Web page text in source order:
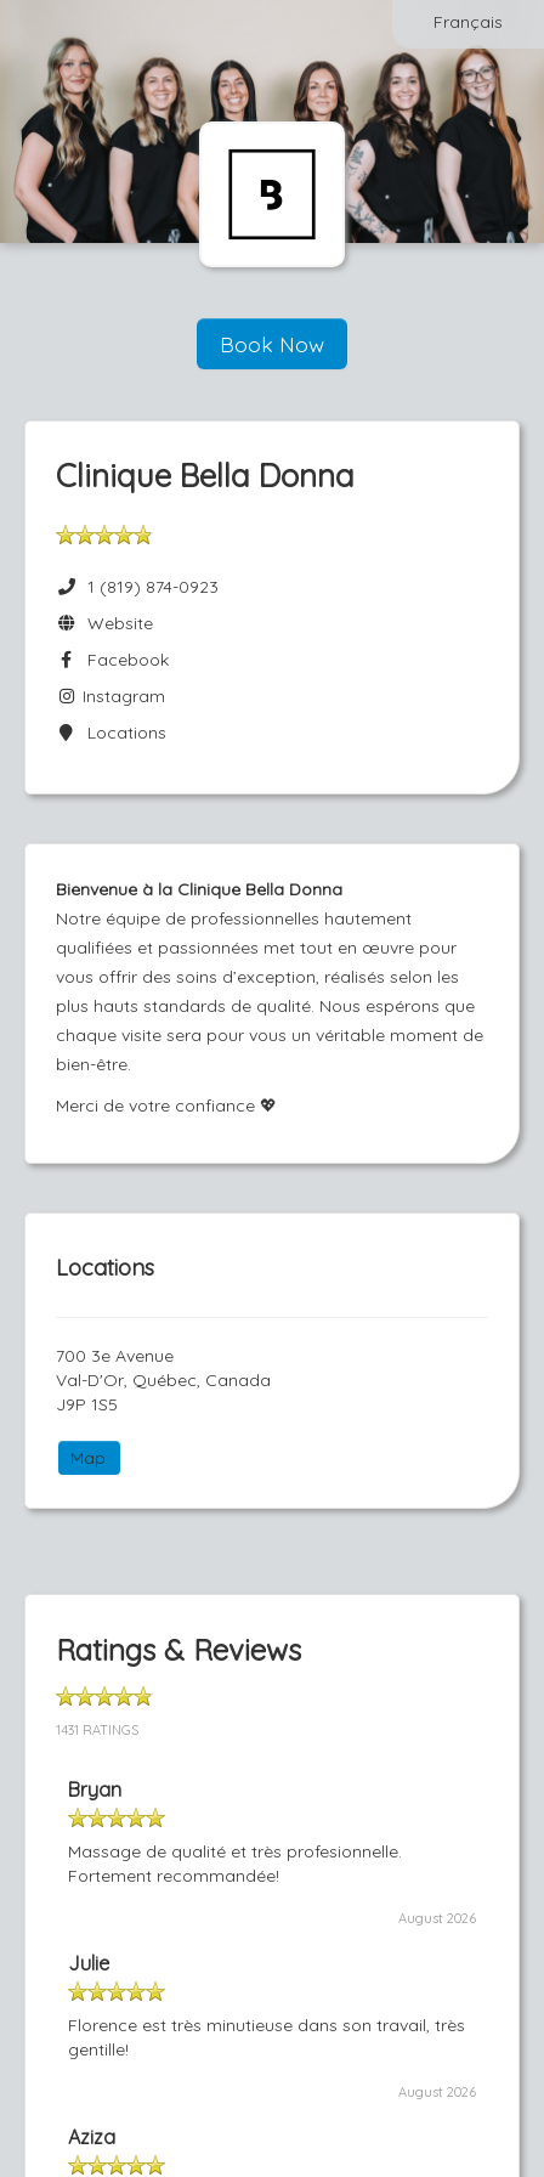
Français
Book Now
Clinique Bella Donna
1 (819) 874-0923
Website
Facebook
Instagram
Locations
Bienvenue à la Clinique Bella Donna
Notre équipe de professionnelles hautement
qualifiées et passionnées met tout en œuvre pour
vous offrir des soins d’exception, réalisés selon les
plus hauts standards de qualité. Nous espérons que
chaque visite sera pour vous un véritable moment de
bien-être.
Merci de votre confiance 💖
Locations
700 3e Avenue
Val-D'Or, Québec, Canada
J9P 1S5
Map
Ratings & Reviews
1431 RATINGS
Bryan
Massage de qualité et très profesionnelle.
Fortement recommandée!
August 2026
Julie
Florence est très minutieuse dans son travail, très
gentille!
August 2026
Aziza